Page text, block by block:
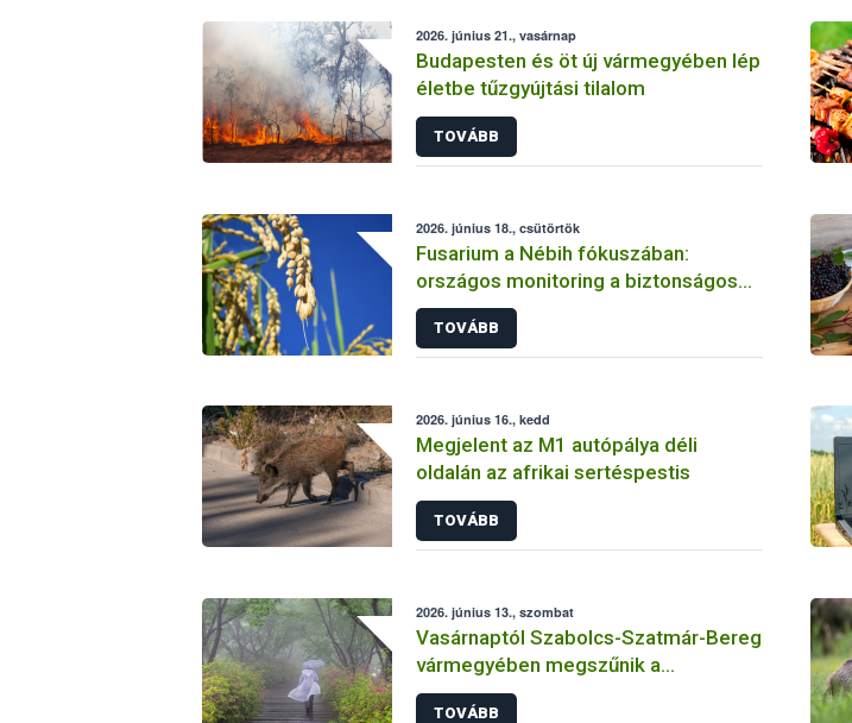
2026. június 21., vasárnap
Budapesten és öt új vármegyében lép
életbe tűzgyújtási tilalom
TOVÁBB
2026. június 18., csütörtök
Fusarium a Nébih fókuszában:
országos monitoring a biztonságos
gabonatermésért
TOVÁBB
2026. június 16., kedd
Megjelent az M1 autópálya déli
oldalán az afrikai sertéspestis
TOVÁBB
2026. június 13., szombat
Vasárnaptól Szabolcs-Szatmár-Bereg
vármegyében megszűnik a
tűzgyújtási tilalom
TOVÁBB